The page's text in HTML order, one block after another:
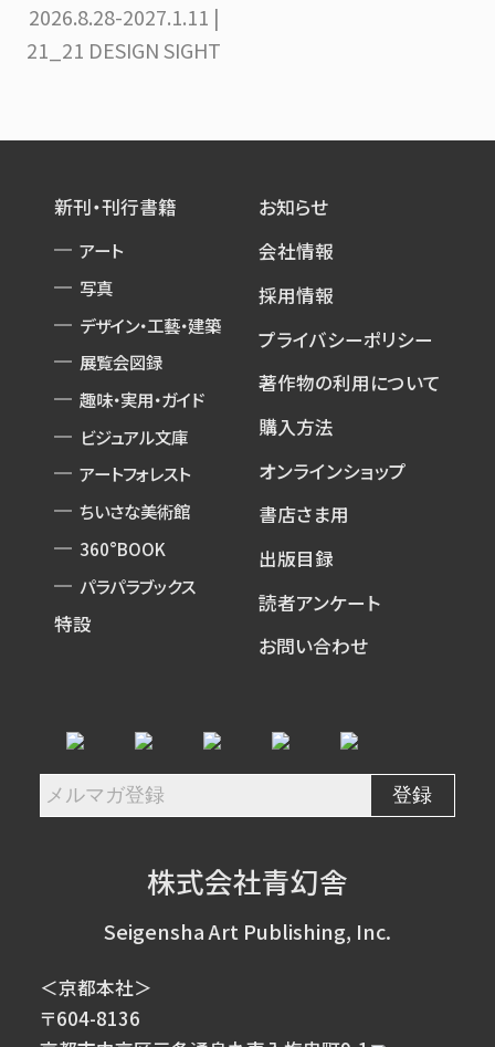
2026.8.28-2027.1.11 |
21_21 DESIGN SIGHT
新刊・刊行書籍
アート
写真
デザイン・工藝・建築
展覧会図録
趣味・実用・ガイド
ビジュアル文庫
アートフォレスト
ちいさな美術館
360°BOOK
パラパラブックス
特設
お知らせ
会社情報
採用情報
プライバシーポリシー
著作物の利用について
購入方法
オンラインショップ
書店さま用
出版目録
読者アンケート
お問い合わせ
株式会社青幻舎
Seigensha Art Publishing, Inc.
＜京都本社＞
〒604-8136